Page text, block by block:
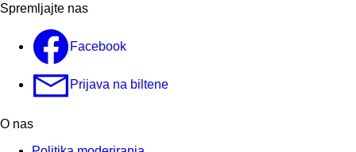
Spremljajte nas
Facebook
Prijava na biltene
O nas